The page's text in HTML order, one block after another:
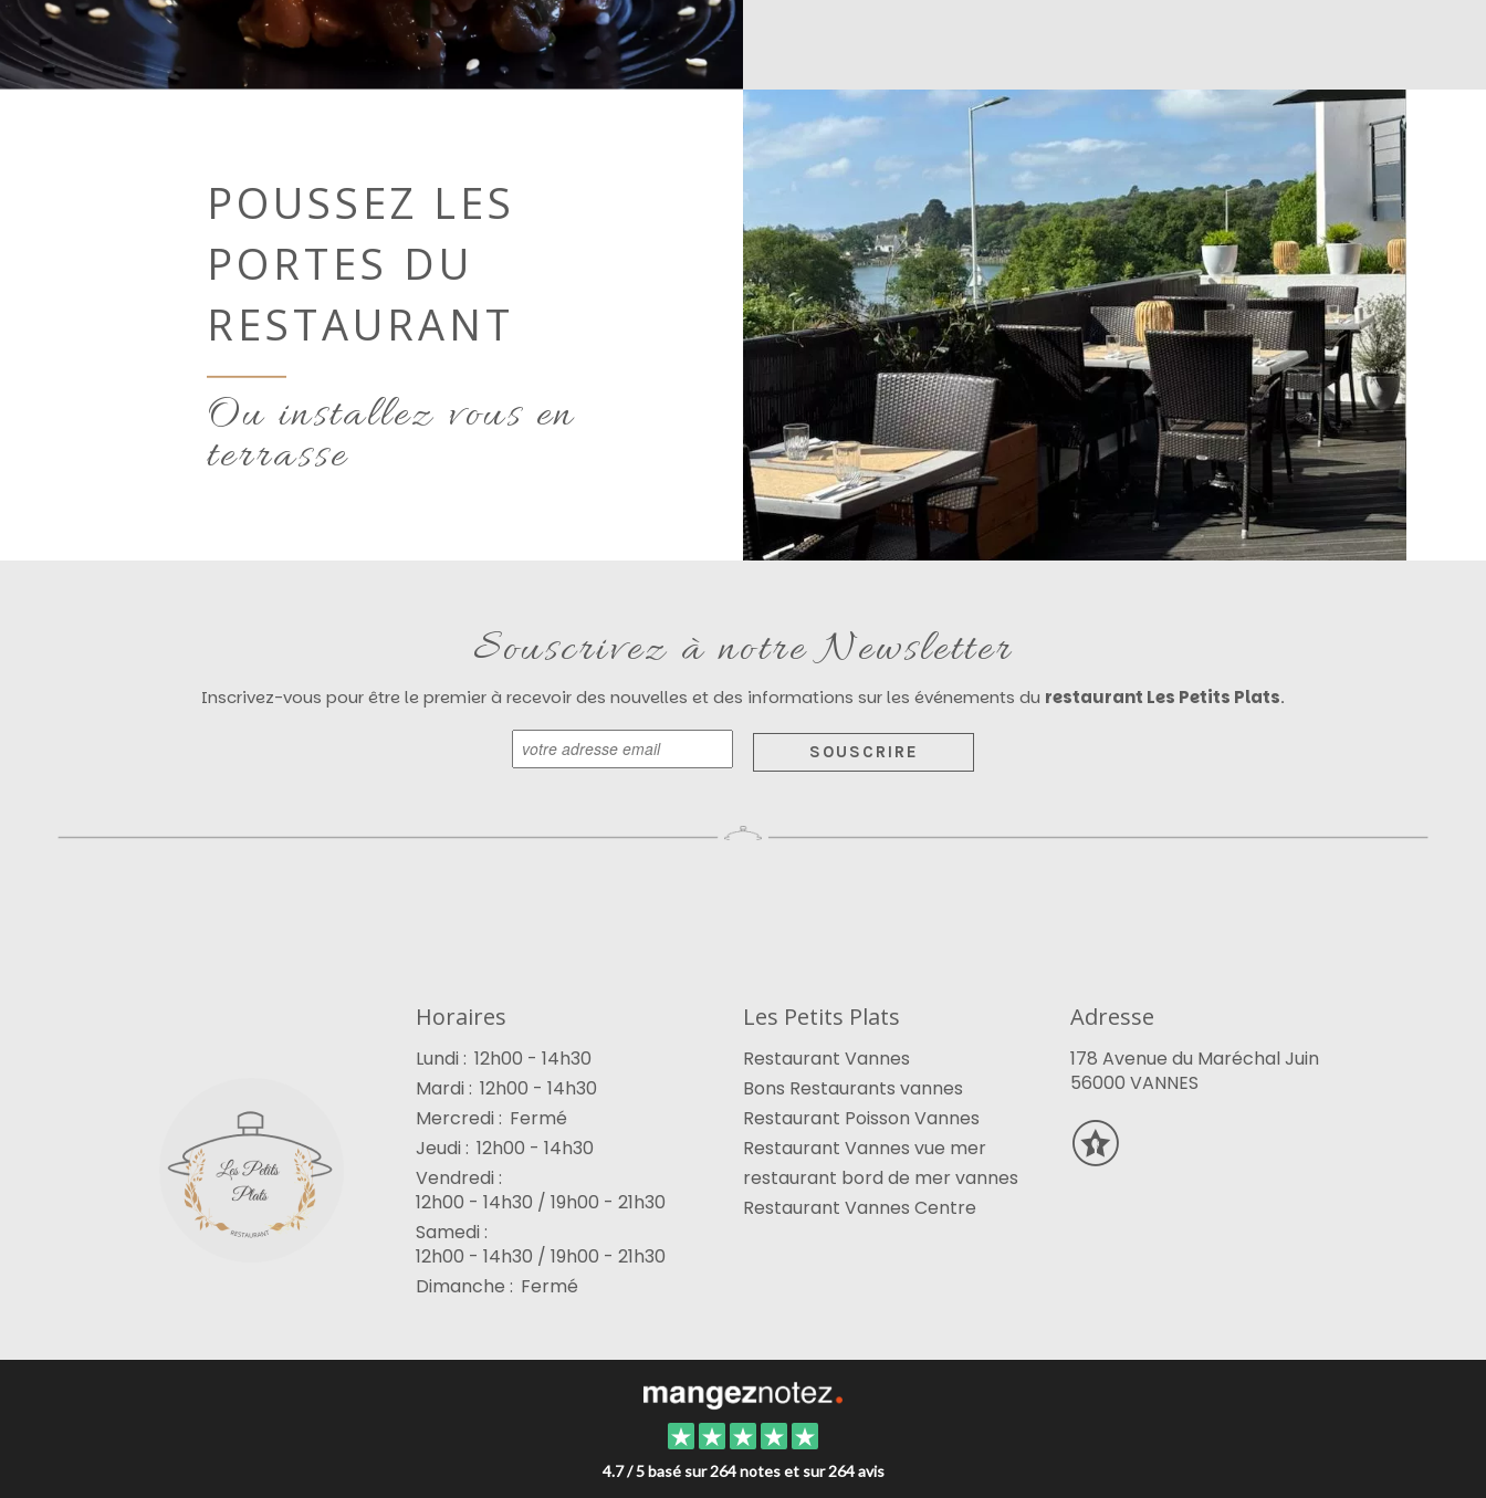
POUSSEZ LES
PORTES DU
RESTAURANT
Ou installez vous en
terrasse
Souscrivez à notre Newsletter
Inscrivez-vous pour être le premier à recevoir des nouvelles et des informations sur les événements du restaurant Les Petits Plats.
SOUSCRIRE
Horaires
Lundi : 12h00 - 14h30
Mardi : 12h00 - 14h30
Mercredi : Fermé
Jeudi : 12h00 - 14h30
Vendredi :
12h00 - 14h30 / 19h00 - 21h30
Samedi :
12h00 - 14h30 / 19h00 - 21h30
Dimanche : Fermé
Les Petits Plats
Restaurant Vannes
Bons Restaurants vannes
Restaurant Poisson Vannes
Restaurant Vannes vue mer
restaurant bord de mer vannes
Restaurant Vannes Centre
Adresse
178 Avenue du Maréchal Juin
56000 VANNES
4.7 / 5 basé sur 264 notes et sur 264 avis